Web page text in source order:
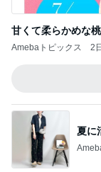
甘くて柔らかめな
Amebaトピックス 2
夏に